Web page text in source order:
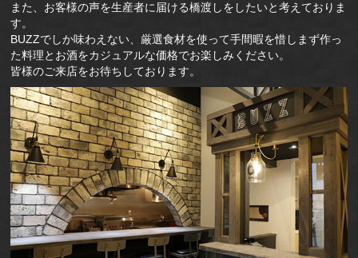
また、お客様の声を生産者に届ける橋渡しをしたいと考えておりま
す。
BUZZでしか味わえない、厳選食材を使って手間暇を惜しまず作っ
た料理とお酒をカジュアルな価格でお楽しみください。
皆様のご来店をお待ちしております。